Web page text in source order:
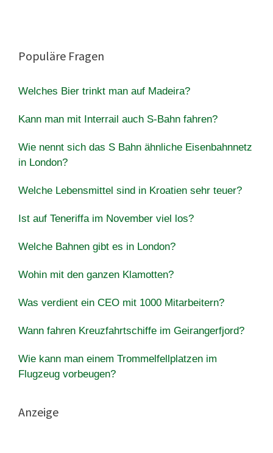
Populäre Fragen
Welches Bier trinkt man auf Madeira?
Kann man mit Interrail auch S-Bahn fahren?
Wie nennt sich das S Bahn ähnliche Eisenbahnnetz
in London?
Welche Lebensmittel sind in Kroatien sehr teuer?
Ist auf Teneriffa im November viel los?
Welche Bahnen gibt es in London?
Wohin mit den ganzen Klamotten?
Was verdient ein CEO mit 1000 Mitarbeitern?
Wann fahren Kreuzfahrtschiffe im Geirangerfjord?
Wie kann man einem Trommelfellplatzen im
Flugzeug vorbeugen?
Anzeige